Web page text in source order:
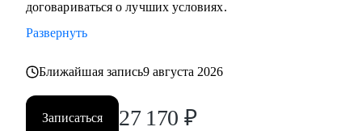
• Тем, кто хочет начать карьеру в IT и Digital или
клиентском сервисе и продажах;
и Digital или клиентском сервисе и продажах;
договариваться о лучших условиях.
Развернуть
Ближайшая запись9 августа 2026
Записаться 27 170 ₽